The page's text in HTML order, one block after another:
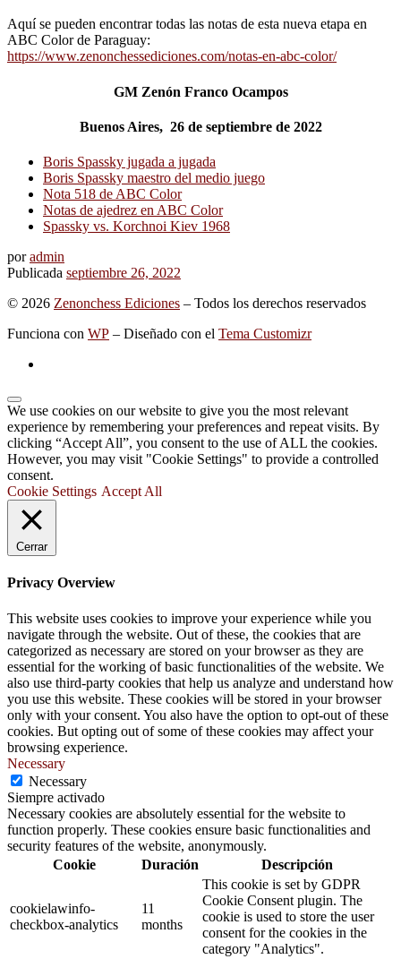
Aquí se pueden encontrar todas las notas de esta nueva etapa en
ABC Color de Paraguay:
https://www.zenonchessediciones.com/notas-en-abc-color/
GM Zenón Franco Ocampos
Buenos Aires, 26 de septiembre de 2022
Boris Spassky jugada a jugada
Boris Spassky maestro del medio juego
Nota 518 de ABC Color
Notas de ajedrez en ABC Color
Spassky vs. Korchnoi Kiev 1968
poradmin
Publicada septiembre 26, 2022
© 2026 Zenonchess Ediciones – Todos los derechos reservados
Funciona con WP – Diseñado con el Tema Customizr
We use cookies on our website to give you the most relevant
experience by remembering your preferences and repeat visits. By
clicking “Accept All”, you consent to the use of ALL the cookies.
However, you may visit "Cookie Settings" to provide a controlled
consent.
Cookie Settings Accept All
Cerrar
Privacy Overview
This website uses cookies to improve your experience while you
navigate through the website. Out of these, the cookies that are
categorized as necessary are stored on your browser as they are
essential for the working of basic functionalities of the website. We
also use third-party cookies that help us analyze and understand how
you use this website. These cookies will be stored in your browser
only with your consent. You also have the option to opt-out of these
cookies. But opting out of some of these cookies may affect your
browsing experience.
Necessary
Necessary
Siempre activado
Necessary cookies are absolutely essential for the website to
function properly. These cookies ensure basic functionalities and
security features of the website, anonymously.
Cookie
Duración Descripción
cookielawinfo-
checkbox-analytics
11
months
This cookie is set by GDPR
Cookie Consent plugin. The
cookie is used to store the user
consent for the cookies in the
category "Analytics".